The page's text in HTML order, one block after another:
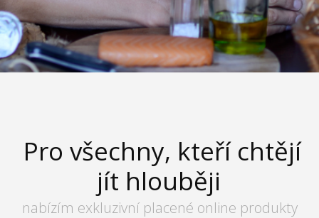
Pro všechny, kteří chtějí
jít hlouběji
nabízím exkluzivní placené online produkty